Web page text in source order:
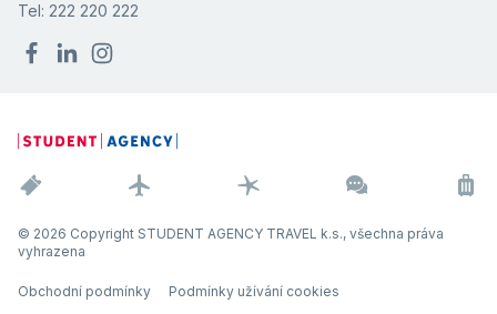
Tel: 222 220 222
© 2026 Copyright STUDENT AGENCY TRAVEL k.s., všechna práva
vyhrazena
Obchodní podmínky Podmínky užívání cookies